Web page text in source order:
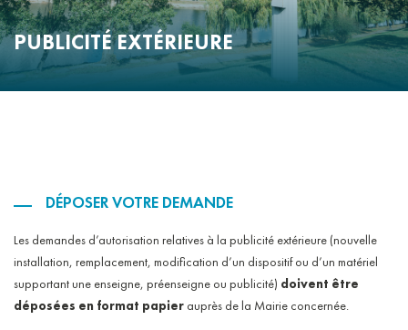
PUBLICITÉ EXTÉRIEURE
DÉPOSER VOTRE DEMANDE
Les demandes d’autorisation relatives à la publicité extérieure (nouvelle
installation, remplacement, modification d’un dispositif ou d’un matériel
supportant une enseigne, préenseigne ou publicité) doivent être
déposées en format papier auprès de la Mairie concernée.